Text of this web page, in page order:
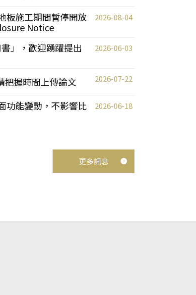
板施工期間暫停開放
Notice
2026-08-04
」，歡迎踴躍提出
2026-06-03
把握時間上傳論文 2026-07-22
功能變動，不影響比
2026-06-18
更多訊息